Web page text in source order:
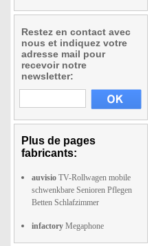
Restez en contact avec
nous et indiquez votre
adresse mail pour
recevoir notre
newsletter:
Plus de pages
fabricants:
auvisio TV-Rollwagen mobile
schwenkbare Senioren Pflegen
Betten Schlafzimmer
infactory Megaphone